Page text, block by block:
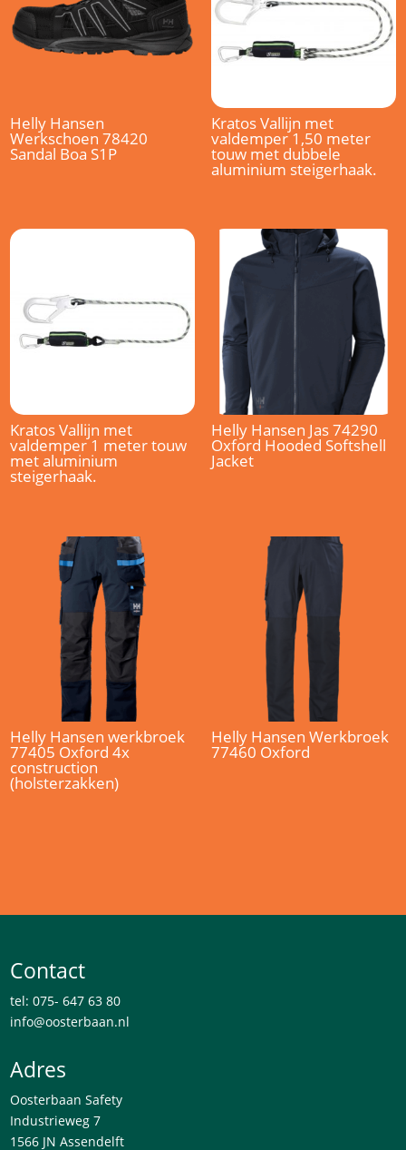
Helly Hansen
Werkschoen 78420
Sandal Boa S1P
Kratos Vallijn met
valdemper 1,50 meter
touw met dubbele
aluminium steigerhaak.
Kratos Vallijn met
valdemper 1 meter touw
met aluminium
steigerhaak.
Helly Hansen Jas 74290
Oxford Hooded Softshell
Jacket
Helly Hansen werkbroek
77405 Oxford 4x
construction
(holsterzakken)
Helly Hansen Werkbroek
77460 Oxford
Contact
tel: 075- 647 63 80
info@oosterbaan.nl
Adres
Oosterbaan Safety
Industrieweg 7
1566 JN Assendelft